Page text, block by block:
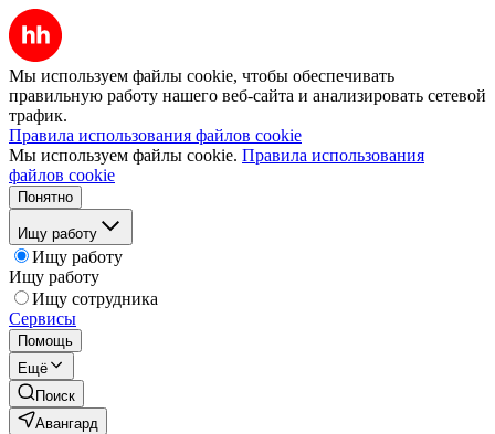
Мы используем файлы cookie, чтобы обеспечивать
правильную работу нашего веб-сайта и анализировать сетевой
трафик.
Правила использования файлов cookie
Мы используем файлы cookie. Правила использования
файлов cookie
Понятно
Ищу работу
Ищу работу
Ищу работу
Ищу сотрудника
Сервисы
Помощь
Ещё
Поиск
Авангард